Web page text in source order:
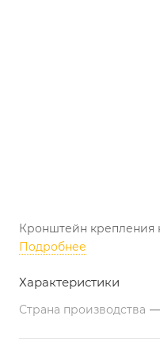
Кронштейн крепления
Подробнее
Характеристики
Страна производства —